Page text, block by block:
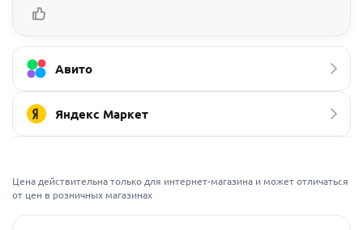
Авито
Яндекс Маркет
Цена действительна только для интернет-магазина и может отличаться
от цен в розничных магазинах